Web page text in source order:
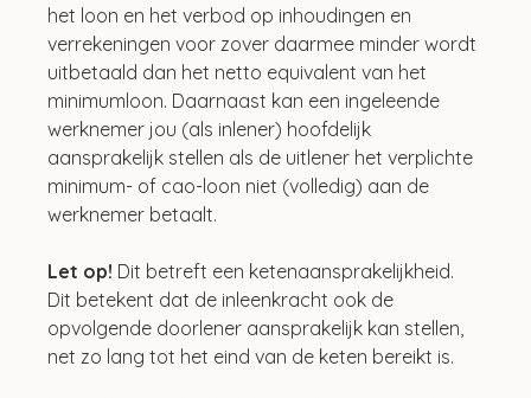
het loon en het verbod op inhoudingen en
verrekeningen voor zover daarmee minder wordt
uitbetaald dan het netto equivalent van het
minimumloon. Daarnaast kan een ingeleende
werknemer jou (als inlener) hoofdelijk
aansprakelijk stellen als de uitlener het verplichte
minimum- of cao-loon niet (volledig) aan de
werknemer betaalt.
Let op! Dit betreft een ketenaansprakelijkheid.
Dit betekent dat de inleenkracht ook de
opvolgende doorlener aansprakelijk kan stellen,
net zo lang tot het eind van de keten bereikt is.